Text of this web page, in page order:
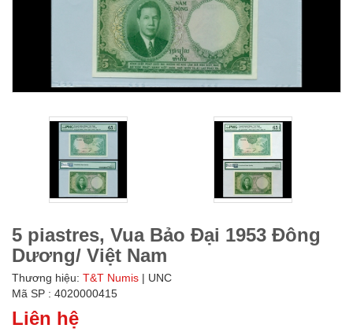
5 piastres, Vua Bảo Đại 1953 Đông
Dương/ Việt Nam
Thương hiệu: T&T Numis | UNC
Mã SP : 4020000415
Liên hệ